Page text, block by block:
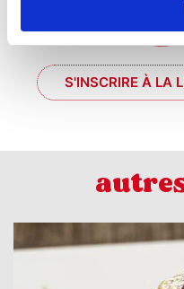
S'INSCRIRE À LA